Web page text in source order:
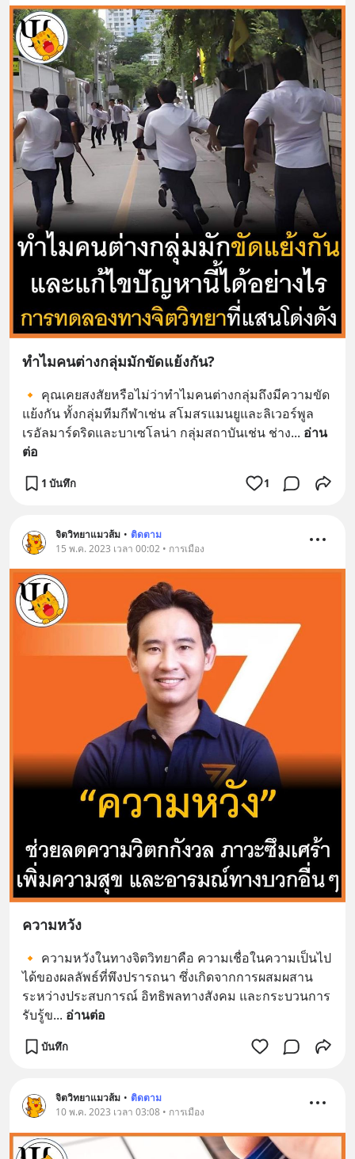
ทำไมคนต่างกลุ่มมักขัดแย้งกัน?
🔸 คุณเคยสงสัยหรือไม่ว่าทำไมคนต่างกลุ่มถึงมีความขัด
แย้งกัน ทั้งกลุ่มทีมกีฬาเช่น สโมสรแมนยูและลิเวอร์พูล
เรอัลมาร์ดริดและบาเซโลน่า กลุ่มสถาบันเช่น ช่าง... อ่าน
ต่อ
1 บันทึก 1
จิตวิทยาแมวส้ม • ติดตาม
15 พ.ค. 2023 เวลา 00:02 • การเมือง
ความหวัง
🔸 ความหวังในทางจิตวิทยาคือ ความเชื่อในความเป็นไป
ได้ของผลลัพธ์ที่พึงปรารถนา ซึ่งเกิดจากการผสมผสาน
ระหว่างประสบการณ์ อิทธิพลทางสังคม และกระบวนการ
รับรู้ข... อ่านต่อ
บันทึก
จิตวิทยาแมวส้ม • ติดตาม
10 พ.ค. 2023 เวลา 03:08 • การเมือง